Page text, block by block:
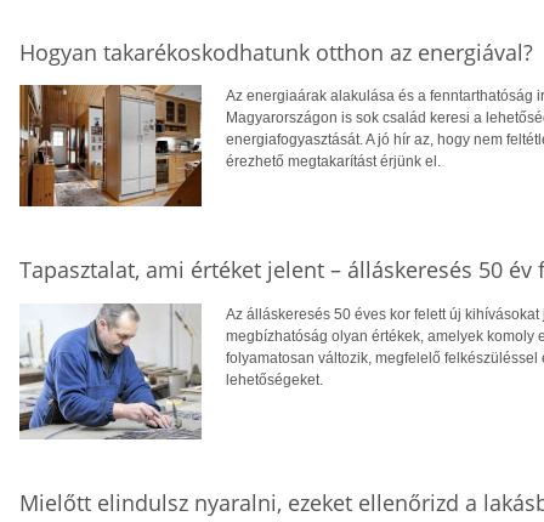
Hogyan takarékoskodhatunk otthon az energiával?
Az energiaárak alakulása és a fenntarthatóság
Magyarországon is sok család keresi a
energiafogyasztását. A jó hír az, hogy nem
érezhető megtakarítást érjünk el.
Tapasztalat, ami értéket jelent – álláskeresés 50 év
Az álláskeresés 50 éves kor felett új
megbízhatóság olyan értékek, amelyek komoly
folyamatosan változik, megfelelő
lehetőségeket.
Mielőtt elindulsz nyaralni, ezeket ellenőrizd a